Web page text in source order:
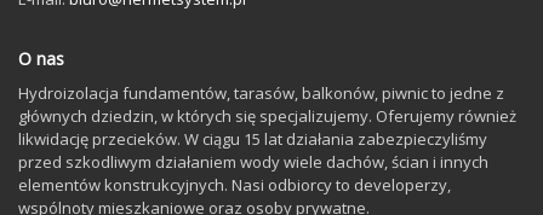
O nas
Hydroizolacja fundamentów, tarasów, balkonów, piwnic to jedne z
głównych dziedzin, w których się specjalizujemy. Oferujemy również
likwidację przecieków. W ciągu 15 lat działania zabezpieczyliśmy
przed szkodliwym działaniem wody wiele dachów, ścian i innych
elementów konstrukcyjnych. Nasi odbiorcy to developerzy,
wspólnoty mieszkaniowe oraz osoby prywatne.